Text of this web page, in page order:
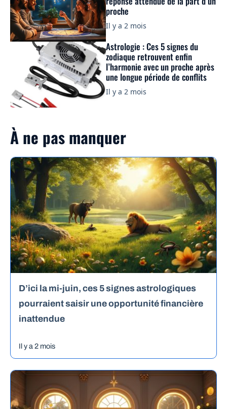
proche
Il y a 2 mois
Astrologie : Ces 5 signes du
zodiaque retrouvent enfin
l’harmonie avec un proche après
une longue période de conflits
Il y a 2 mois
À ne pas manquer
D’ici la mi-juin, ces 5 signes astrologiques
pourraient saisir une opportunité financière
inattendue
Il y a 2 mois